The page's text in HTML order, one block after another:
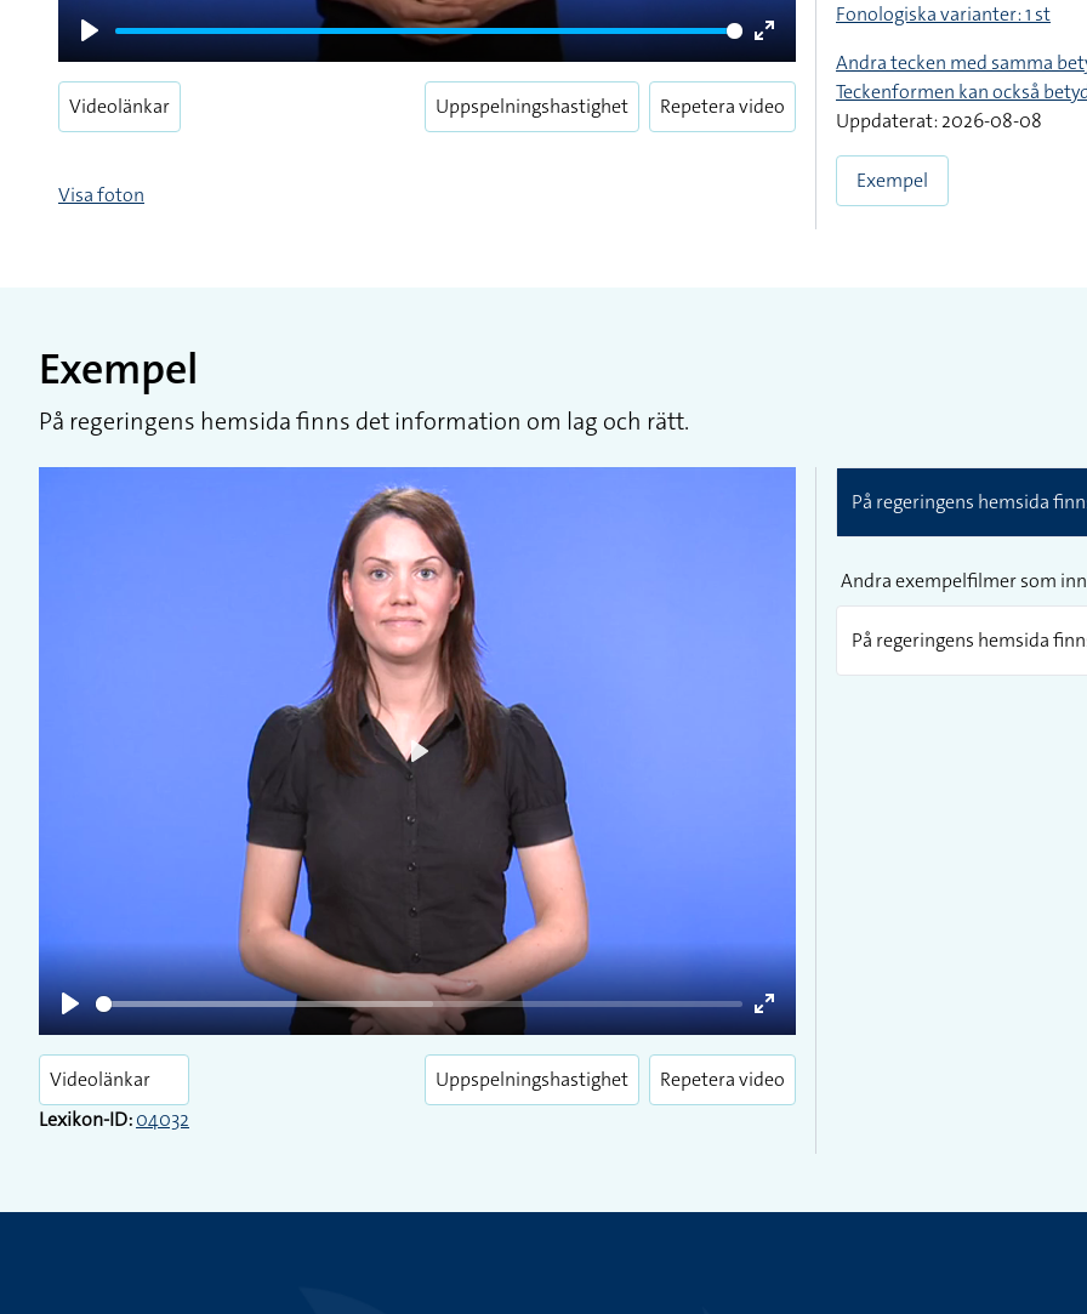
Play
Enter
fullscreen
Videolänkar Uppspelningshastighet Repetera video
Visa foton
Fonologiska varianter: 1 st
Andra tecken med samma
Teckenformen kan också
Uppdaterat: 2026-08-08
Exempel
Exempel
På regeringens hemsida finns det information om lag och rätt.
Play
Enter
fullscreen
Videolänkar
Lexikon-ID:04032
Uppspelningshastighet Repetera video
På regeringens hemsida
Andra exempelfilmer som
På regeringens hemsida